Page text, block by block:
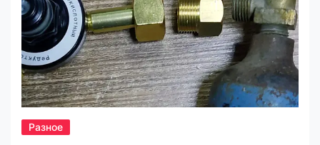
Разное